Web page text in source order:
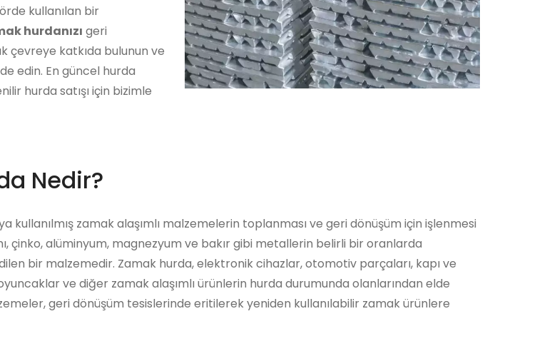
kullanılan bir
hurdanızı geri
çevreye katkıda bulunun ve
edin. En güncel hurda
hurda satışı için bizimle
Nedir?
kullanılmış zamak alaşımlı malzemelerin toplanması ve geri dönüşüm için işlenmesi
çinko, alüminyum, magnezyum ve bakır gibi metallerin belirli bir oranlarda
bir malzemedir. Zamak hurda, elektronik cihazlar, otomotiv parçaları, kapı ve
ve diğer zamak alaşımlı ürünlerin hurda durumunda olanlarından elde
geri dönüşüm tesislerinde eritilerek yeniden kullanılabilir zamak ürünlere